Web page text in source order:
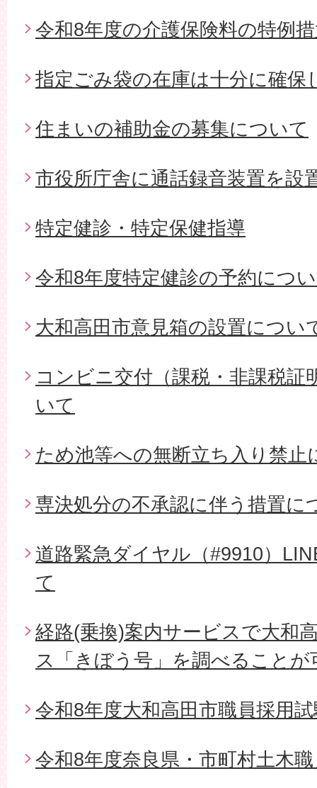
令和8年度の介護保険料の特例
指定ごみ袋の在庫は十分に確保
住まいの補助金の募集について
市役所庁舎に通話録音装置を設
特定健診・特定保健指導
令和8年度特定健診の予約につ
大和高田市意見箱の設置につい
コンビニ交付（課税・非課税証
いて
ため池等への無断立ち入り禁止
専決処分の不承認に伴う措置に
道路緊急ダイヤル（#9910）
て
経路(乗換)案内サービスで大和
ス「きぼう号」を調べること
令和8年度大和高田市職員採用
令和8年度奈良県・市町村土木